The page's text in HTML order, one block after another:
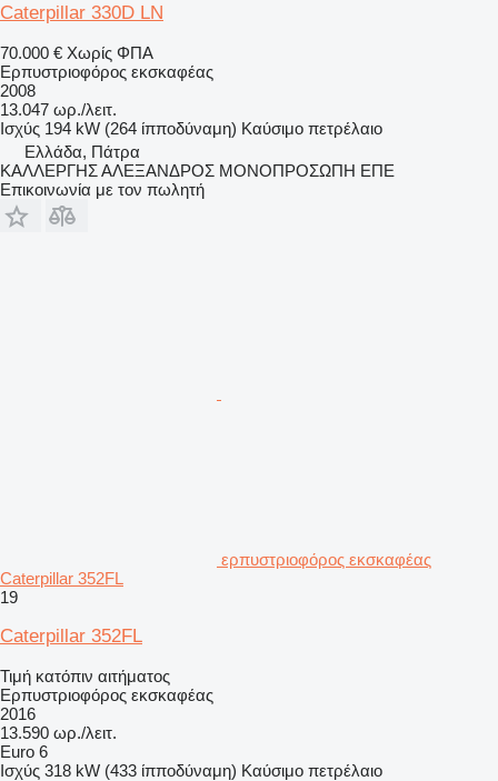
Caterpillar 330D LN
70.000 € Χωρίς ΦΠΑ
Ερπυστριοφόρος εκσκαφέας
2008
13.047 ωρ./λειτ.
Ισχύς 194 kW (264 ίπποδύναμη) Καύσιμο πετρέλαιο
Ελλάδα, Πάτρα
ΚΑΛΛΕΡΓΗΣ ΑΛΕΞΑΝΔΡΟΣ ΜΟΝΟΠΡΟΣΩΠΗ ΕΠΕ
Επικοινωνία με τον πωλητή
ερπυστριοφόρος εκσκαφέας
Caterpillar 352FL
19
Caterpillar 352FL
Τιμή κατόπιν αιτήματος
Ερπυστριοφόρος εκσκαφέας
2016
13.590 ωρ./λειτ.
Euro 6
Ισχύς 318 kW (433 ίπποδύναμη) Καύσιμο πετρέλαιο